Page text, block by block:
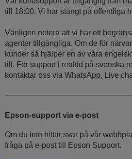
till 18:00. Vi har stängt på offentliga
Vänligen notera att vi har ett
agenter tillgängliga. Om de för
kunder så hjälper en av våra
till. För support i realtid på svenska
kontaktar oss via WhatsApp, Live
Epson-support via e-post
Om du inte hittar svar på vår
fråga på e-post till Epson Support.